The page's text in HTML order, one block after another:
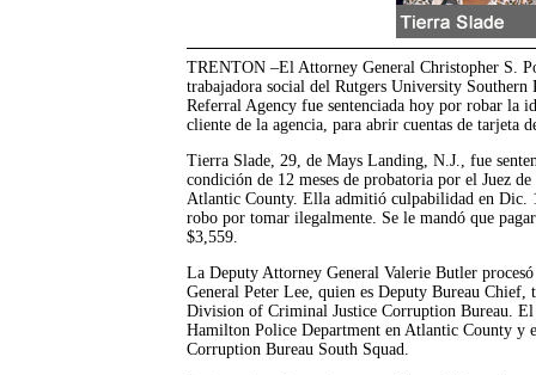
TRENTON –El Attorney General Christopher S.
trabajadora social del Rutgers University Southern
Referral Agency fue sentenciada hoy por robar la
cliente de la agencia, para abrir cuentas de tarjeta
Tierra Slade, 29, de Mays Landing, N.J., fue
condición de 12 meses de probatoria por el Juez
Atlantic County. Ella admitió culpabilidad en Dic.
robo por tomar ilegalmente. Se le mandó que
$3,559.
La Deputy Attorney General Valerie Butler
General Peter Lee, quien es Deputy Bureau Chief,
Division of Criminal Justice Corruption Bureau. El
Hamilton Police Department en Atlantic County y
Corruption Bureau South Squad.